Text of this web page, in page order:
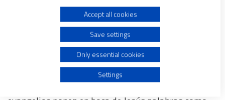
Otra dificultad se plantea en la interpretación de la
masculinidad de Jesús. No hay duda que Jesús fue
un varón, el problema se presenta cuando su
masculinidad se conecta con la pretendida
masculinidad de Dios. Es cierto también que los
Use limited data to select advertising
Create profiles for personalised advertising
Use profiles to select personalised advertising
Accept all cookies
Save settings
Only essential cookies
Settings